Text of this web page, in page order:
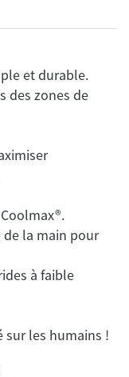
et durable.
des zones de
de la main pour
à faible